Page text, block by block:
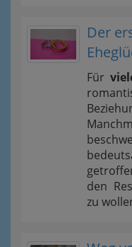
Der
Für
den
zu